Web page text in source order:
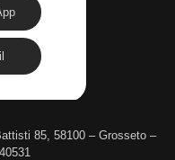
85, 58100 – Grosseto –